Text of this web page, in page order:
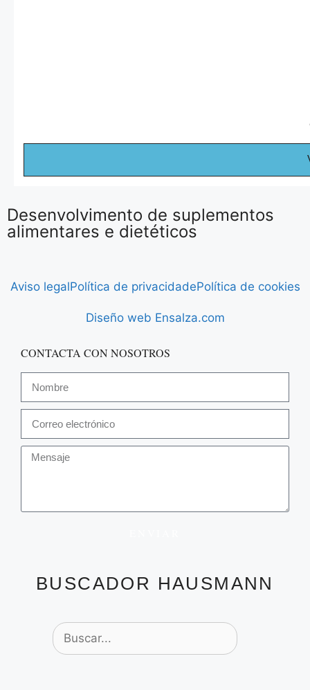
Desenvolvimento de suplementos
alimentares e dietéticos
Aviso legalPolítica de privacidadePolítica de cookies
Diseño web Ensalza.com
CONTACTA CON NOSOTROS
BUSCADOR HAUSMANN